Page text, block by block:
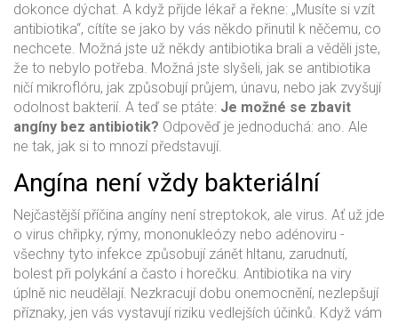
dokonce dýchat. A když přijde lékař a řekne: „Musíte si vzít
antibiotika“, cítíte se jako by vás někdo přinutil k něčemu, co
nechcete. Možná jste už někdy antibiotika brali a věděli jste,
že to nebylo potřeba. Možná jste slyšeli, jak se antibiotika
ničí mikroflóru, jak způsobují průjem, únavu, nebo jak zvyšují
odolnost bakterií. A teď se ptáte: Je možné se zbavit
angíny bez antibiotik? Odpověď je jednoduchá: ano. Ale
ne tak, jak si to mnozí představují.
Angína není vždy bakteriální
Nejčastější příčina angíny není streptokok, ale virus. Ať už jde
o virus chřipky, rýmy, mononukleózy nebo adénoviru -
všechny tyto infekce způsobují zánět hltanu, zarudnutí,
bolest při polykání a často i horečku. Antibiotika na viry
úplně nic neudělají. Nezkracují dobu onemocnění, nezlepšují
příznaky, jen vás vystavují riziku vedlejších účinků. Když vám